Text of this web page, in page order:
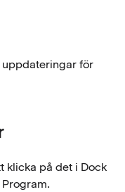
uppdateringar för
klicka på det i Dock